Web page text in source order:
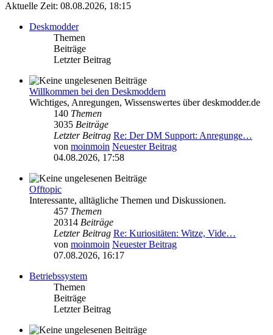
Aktuelle Zeit: 08.08.2026, 18:15
Deskmodder
Themen
Beiträge
Letzter Beitrag
Willkommen bei den Deskmoddern
Wichtiges, Anregungen, Wissenswertes über deskmodder.de
140 Themen
3035 Beiträge
Letzter Beitrag Re: Der DM Support: Anregunge…
von moinmoin Neuester Beitrag
04.08.2026, 17:58
Offtopic
Interessante, alltägliche Themen und Diskussionen.
457 Themen
20314 Beiträge
Letzter Beitrag Re: Kuriositäten: Witze, Vide…
von moinmoin Neuester Beitrag
07.08.2026, 16:17
Betriebssystem
Themen
Beiträge
Letzter Beitrag